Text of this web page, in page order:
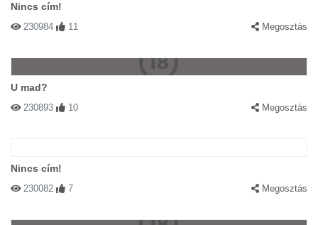
Nincs cím!
230984 11 Megosztás
U mad?
230893 10 Megosztás
Nincs cím!
230082 7 Megosztás